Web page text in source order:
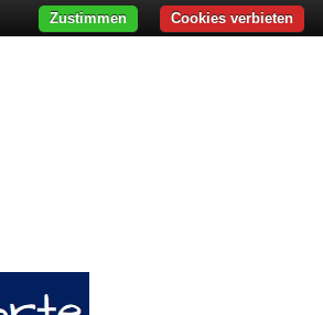
Cookies verbieten
Zustimmen